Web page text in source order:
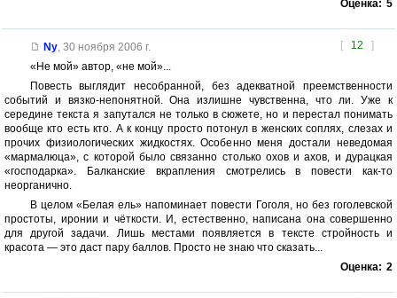
Оценка: 5
[ 12 ]
Ny, 30 ноября 2006 г.
«Не мой» автор, «не мой»...
Повесть выглядит несобранной, без адекватной преемственности
событий и вязко-непонятной. Она излишне чувственна, что ли. Уже к
середине текста я запутался не только в сюжете, но и перестал понимать
вообще кто есть кто. А к концу просто потонул в женских соплях, слезах и
прочих физиологических жидкостях. Особенно меня достали неведомая
«мармалюца», с которой было связанно столько охов и ахов, и дурацкая
«господарка». Балканские вкрапления смотрелись в повести как-то
неорганично.
В целом «Белая ель» напоминает повести Гоголя, но без гоголевской
простоты, иронии и чёткости. И, естественно, написана она совершенно
для другой задачи. Лишь местами появляется в тексте стройность и
красота — это даст пару баллов. Просто не знаю что сказать...
Оценка: 2